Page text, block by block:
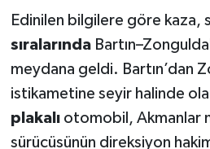
Edinilen bilgilere göre kaza,
sıralarında
meydana geldi. Bartın’dan
istikametine seyir halinde
plakalıotomobil, Akmanlar
sürücüsünün direksiyon